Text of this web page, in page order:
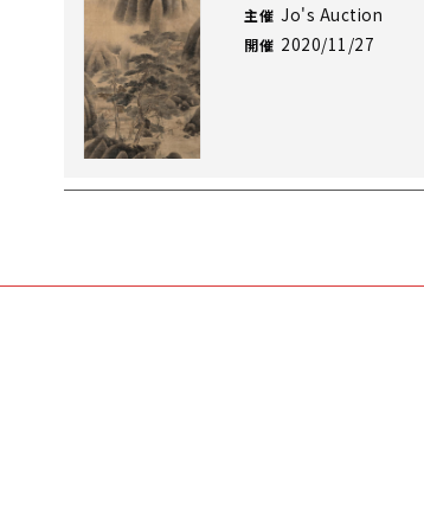
主催 Jo's Auction
開催 2020/11/27